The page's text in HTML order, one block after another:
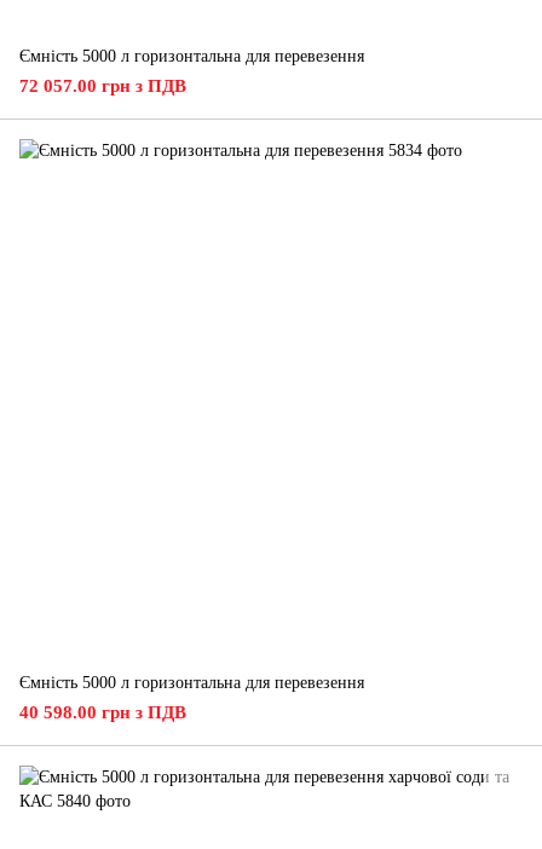
Ємність 5000 л горизонтальна для перевезення
72 057.00 грн з ПДВ
Ємність 5000 л горизонтальна для перевезення
40 598.00 грн з ПДВ